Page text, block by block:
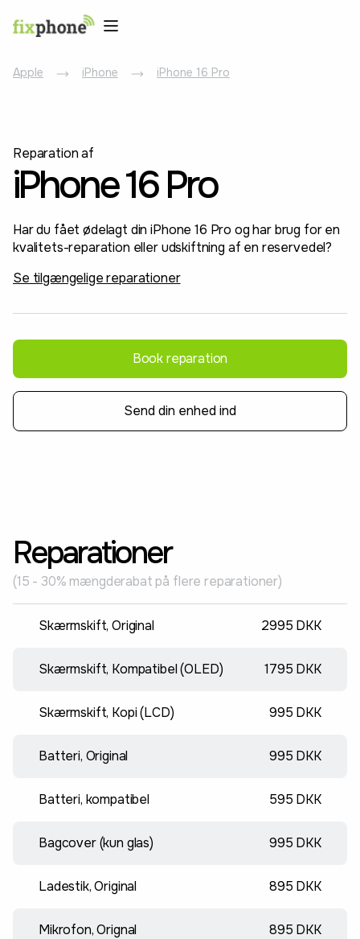
Apple iPhone iPhone 16 Pro
Reparation af
iPhone 16 Pro
Har du fået ødelagt din iPhone 16 Pro og har brug for en
kvalitets-reparation eller udskiftning af en reservedel?
Se tilgængelige reparationer
Book reparation
Send din enhed ind
Reparationer
(15 - 30% mængderabat på flere reparationer)
Skærmskift, Original 2995 DKK
Skærmskift, Kompatibel (OLED) 1795 DKK
Skærmskift, Kopi (LCD) 995 DKK
Batteri, Original 995 DKK
Batteri, kompatibel 595 DKK
Bagcover (kun glas) 995 DKK
Ladestik, Original 895 DKK
Mikrofon, Orignal 895 DKK